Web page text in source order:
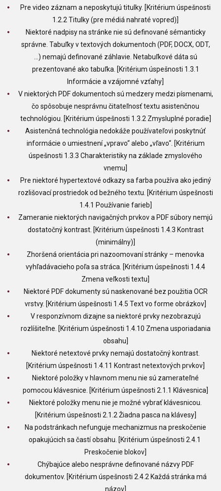
Pre video záznam a neposkytujú titulky. [Kritérium úspešnosti
1.2.2 Titulky (pre médiá nahraté vopred)]
Niektoré nadpisy na stránke nie sú definované sémanticky
správne. Tabuľky v textových dokumentoch (PDF, DOCX, ODT,
…) nemajú definované záhlavie. Netabuľkové dáta sú
prezentované ako tabuľka. [Kritérium úspešnosti 1.3.1
Informácie a vzájomné vzťahy]
V niektorých PDF dokumentoch sú medzery medzi písmenami,
čo spôsobuje nesprávnu čitateľnosť textu asistenčnou
technológiou. [Kritérium úspešnosti 1.3.2 Zmysluplné poradie]
Asistenčná technológia nedokáže používateľovi poskytnúť
informácie o umiestnení „vpravo“ alebo „vľavo“. [Kritérium
úspešnosti 1.3.3 Charakteristiky na základe zmyslového
vnemu]
Pre niektoré hypertextové odkazy sa farba používa ako jediný
rozlišovací prostriedok od bežného textu. [Kritérium úspešnosti
1.4.1 Používanie farieb]
Zameranie niektorých navigačných prvkov a PDF súbory nemjú
dostatočný kontrast. [Kritérium úspešnosti 1.4.3 Kontrast
(minimálny)]
Zhoršená orientácia pri nazoomovaní stránky – menovka
vyhľadávacieho poľa sa stráca. [Kritérium úspešnosti 1.4.4
Zmena veľkosti textu]
Niektoré PDF dokumenty sú naskenované bez použitia OCR
vrstvy. [Kritérium úspešnosti 1.4.5 Text vo forme obrázkov]
V responzívnom dizajne sa niektoré prvky nezobrazujú
rozlíšiteľne. [Kritérium úspešnosti 1.4.10 Zmena usporiadania
obsahu]
Niektoré netextové prvky nemajú dostatočný kontrast.
[Kritérium úspešnosti 1.4.11 Kontrast netextových prvkov]
Niektoré položky v hlavnom menu nie sú zamerateľné
pomocou klávesnice. [Kritérium úspešnosti 2.1.1 Klávesnica]
Niektoré položky menu nie je možné vybrať klávesnicou.
[Kritérium úspešnosti 2.1.2 Žiadna pasca na klávesy]
Na podstránkach nefunguje mechanizmus na preskočenie
opakujúcich sa častí obsahu. [Kritérium úspešnosti 2.4.1
Preskočenie blokov]
Chýbajúce alebo nesprávne definované názvy PDF
dokumentov. [Kritérium úspešnosti 2.4.2 Každá stránka má
názov]